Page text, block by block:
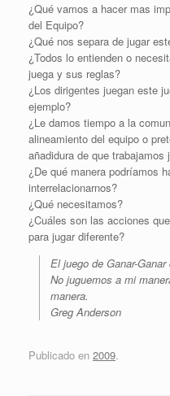
¿Qué vamos a hacer mas
del Equipo?
¿Qué nos separa de jugar
¿Todos lo entienden o
juega y sus reglas?
¿Los dirigentes juegan este
ejemplo?
¿Le damos tiempo a la
alineamiento del equipo o
añadidura de que trabajamos
¿De qué manera podríamos
interrelacionarnos?
¿Qué necesitamos?
¿Cuáles son las acciones
para jugar diferente?
El juego de Ganar-Ganar
No juguemos a mi
manera.
Greg Anderson
Publicado en 2009.